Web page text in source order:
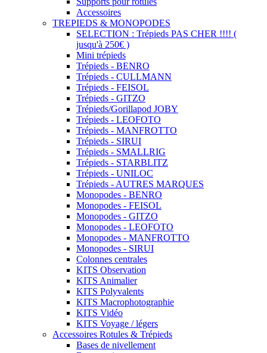
Accessoires
TREPIEDS & MONOPODES
SELECTION : Trépieds PAS CHER !!!! (
jusqu'à 250€ )
Mini trépieds
Trépieds - BENRO
Trépieds - CULLMANN
Trépieds - FEISOL
Trépieds - GITZO
Trépieds/Gorillapod JOBY
Trépieds - LEOFOTO
Trépieds - MANFROTTO
Trépieds - SIRUI
Trépieds - SMALLRIG
Trépieds - STARBLITZ
Trépieds - UNILOC
Trépieds - AUTRES MARQUES
Monopodes - BENRO
Monopodes - FEISOL
Monopodes - GITZO
Monopodes - LEOFOTO
Monopodes - MANFROTTO
Monopodes - SIRUI
Colonnes centrales
KITS Observation
KITS Animalier
KITS Polyvalents
KITS Macrophotographie
KITS Vidéo
KITS Voyage / légers
Accessoires Rotules & Trépieds
Bases de nivellement